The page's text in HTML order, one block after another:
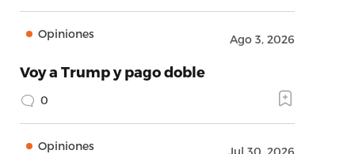
Opiniones Ago 3, 2026
Voy a Trump y pago doble
0
Opiniones Jul 30, 2026